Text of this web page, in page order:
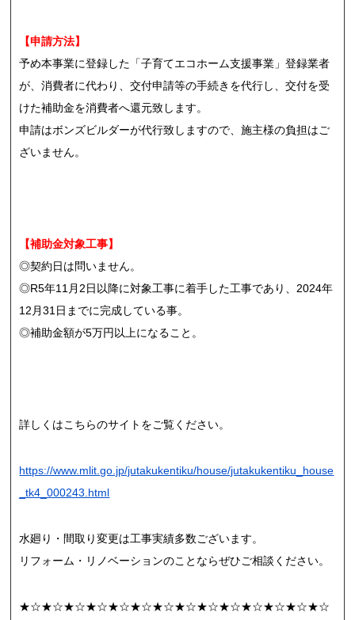
【申請方法】
予め本事業に登録した「子育てエコホーム支援事業」登録業者
が、消費者に代わり、交付申請等の手続きを代行し、交付を受
けた補助金を消費者へ還元致します。
申請はボンズビルダーが代行致しますので、施主様の負担はご
ざいません。
【補助金対象工事】
◎契約日は問いません。
◎R5年11月2日以降に対象工事に着手した工事であり、2024年
12月31日までに完成している事。
◎補助金額が5万円以上になること。
詳しくはこちらのサイトをご覧ください。
https://www.mlit.go.jp/jutakukentiku/house/jutakukentiku_house
_tk4_000243.html
水廻り・間取り変更は工事実績多数ございます。
リフォーム・リノベーションのことならぜひご相談ください。
★☆★☆★☆★☆★☆★☆★☆★☆★☆★☆★☆★☆★☆★☆